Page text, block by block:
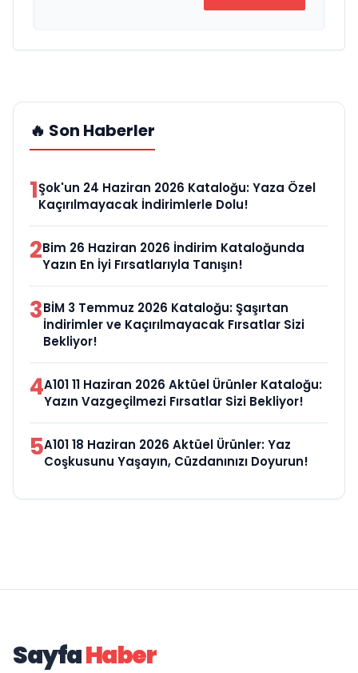
🔥 Son Haberler
1Şok'un 24 Haziran 2026 Kataloğu: Yaza Özel
Kaçırılmayacak İndirimlerle Dolu!
2Bim 26 Haziran 2026 İndirim Kataloğunda
Yazın En İyi Fırsatlarıyla Tanışın!
3BİM 3 Temmuz 2026 Kataloğu: Şaşırtan
İndirimler ve Kaçırılmayacak Fırsatlar Sizi
Bekliyor!
4A101 11 Haziran 2026 Aktüel Ürünler Kataloğu:
Yazın Vazgeçilmezi Fırsatlar Sizi Bekliyor!
5A101 18 Haziran 2026 Aktüel Ürünler: Yaz
Coşkusunu Yaşayın, Cüzdanınızı Doyurun!
SayfaHaber